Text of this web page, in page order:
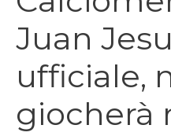
Juan
ufficiale,
giocherà